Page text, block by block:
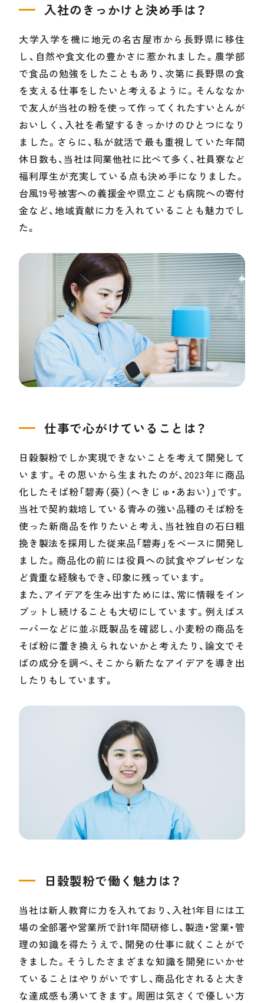
入社のきっかけと決め手は？
大学入学を機に地元の名古屋市から長野県に移住
し、自然や食文化の豊かさに惹かれました。農学部
で食品の勉強をしたこともあり、次第に長野県の食
を支える仕事をしたいと考えるように。そんななか
で友人が当社の粉を使って作ってくれたすいとんが
おいしく、入社を希望するきっかけのひとつになり
ました。さらに、私が就活で最も重視していた年間
休日数も、当社は同業他社に比べて多く、社員寮など
福利厚生が充実している点も決め手になりました。
台風19号被害への義援金や県立こども病院への寄付
金など、地域貢献に力を入れていることも魅力でし
た。
仕事で心がけていることは？
日穀製粉でしか実現できないことを考えて開発して
います。その思いから生まれたのが、2023年に商品
化したそば粉「碧寿（葵）（へきじゅ・あおい）」です。
当社で契約栽培している青みの強い品種のそば粉を
使った新商品を作りたいと考え、当社独自の石臼粗
挽き製法を採用した従来品「碧寿」をベースに開発し
ました。商品化の前には役員への試食やプレゼンな
ど貴重な経験もでき、印象に残っています。
また、アイデアを生み出すためには、常に情報をイン
プットし続けることも大切にしています。例えばス
ーパーなどに並ぶ既製品を確認し、小麦粉の商品を
そば粉に置き換えられないかと考えたり、論文でそ
ばの成分を調べ、そこから新たなアイデアを導き出
したりもしています。
日穀製粉で働く魅力は？
当社は新人教育に力を入れており、入社1年目には工
場の全部署や営業所で計1年間研修し、製造・営業・管
理の知識を得たうえで、開発の仕事に就くことがで
きました。そうしたさまざまな知識を開発にいかせ
ていることはやりがいですし、商品化されると大き
な達成感も湧いてきます。周囲は気さくで優しい方